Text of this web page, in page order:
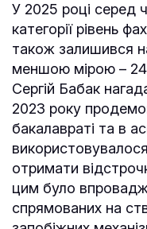
У 2025 році серед
категорії рівень
також залишився
меншою мірою –
Сергій Бабак
2023 року
бакалавраті та в
отримати
цим було
спрямованих на